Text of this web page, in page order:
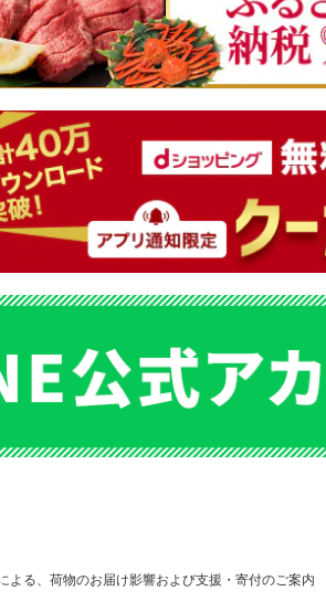
よる、荷物のお届け影響および支援・寄付のご案内